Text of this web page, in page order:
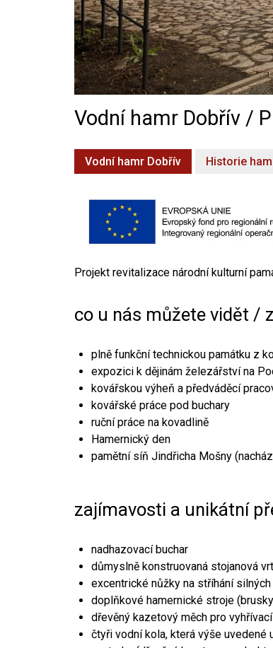
Vodní hamr Dobřív /
Vodní hamr Dobřív Historie
Projekt revitalizace národní kulturní
co u nás můžete vidět /
plně funkční technickou památku z
expozici k dějinám železářství na
kovářskou výheň a předváděcí
kovářské práce pod buchary
ruční práce na kovadlině
Hamernický den
pamětní síň Jindřicha Mošny
zajímavosti a unikátní
nadhazovací buchar
důmyslně konstruovaná stojanová
excentrické nůžky na stříhání
doplňkové hamernické stroje
dřevěný kazetový měch pro
čtyři vodní kola, která výše uvedené